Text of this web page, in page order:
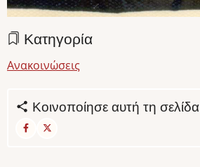
Κατηγορία
Ανακοινώσεις
Κοινοποίησε αυτή τη σελίδα